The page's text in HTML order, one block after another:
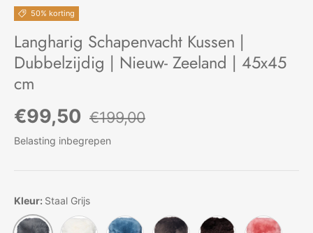
50% korting
Langharig Schapenvacht Kussen |
Dubbelzijdig | Nieuw- Zeeland | 45x45
cm
Verkoopprijs
€99,50 Reguliere prijs
€199,00
Belasting inbegrepen
Kleur: Staal Grijs
Staal GrijsIvoor KoraalblauwWalnoot bruinChocoladeKoraal